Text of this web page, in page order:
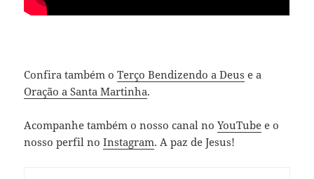
Confira também oTerço Bendizendo a Deus e a
Oração a Santa Martinha.
Acompanhe também o nosso canal noYouTube e o
nosso perfil noInstagram. A paz de Jesus!